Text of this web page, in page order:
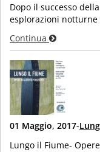
Dopo il successo
esplorazioni
Continua
01 Maggio, 2017-
Lungo il Fiume-